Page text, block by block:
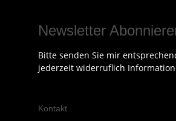
Newsletter
Bitte senden Sie mir
jederzeit widerruflich
Kontakt